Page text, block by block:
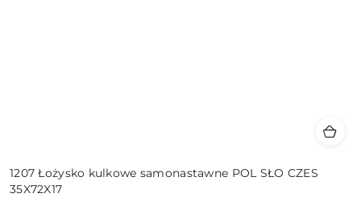
1207 Łożysko kulkowe samonastawne POL SŁO CZES
35X72X17